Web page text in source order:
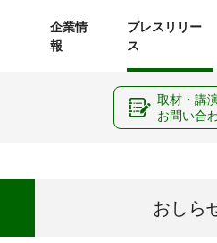
企業情
報
プレスリリー
ス
おしら
取材・講
お問い合